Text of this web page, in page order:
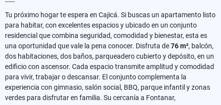
Tu próximo hogar te espera en Cajicá. Si buscas un apartamento listo
para habitar, con excelentes espacios y ubicado en un conjunto
residencial que combina seguridad, comodidad y bienestar, esta es
una oportunidad que vale la pena conocer. Disfruta de76 m², balcón,
dos habitaciones, dos baños, parqueadero cubierto y depósito, en un
edificio con ascensor. Cada espacio transmite amplitud y comodidad
para vivir, trabajar o descansar. El conjunto complementa la
experiencia con gimnasio, salón social, BBQ, parque infantil y zonas
verdes para disfrutar en familia. Su cercanía a Fontanar,